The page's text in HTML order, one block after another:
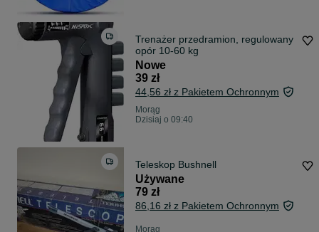
Trenażer przedramion, regulowany
opór 10-60 kg
Nowe
39 zł
44,56 zł z Pakietem Ochronnym
Morąg
Dzisiaj o 09:40
Teleskop Bushnell
Używane
79 zł
86,16 zł z Pakietem Ochronnym
Morąg